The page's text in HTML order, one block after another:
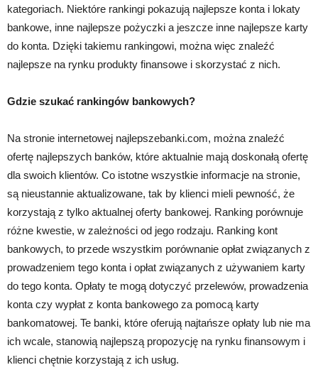
kategoriach. Niektóre rankingi pokazują najlepsze konta i lokaty
bankowe, inne najlepsze pożyczki a jeszcze inne najlepsze karty
do konta. Dzięki takiemu rankingowi, można więc znaleźć
najlepsze na rynku produkty finansowe i skorzystać z nich.
Gdzie szukać rankingów bankowych?
Na stronie internetowej najlepszebanki.com, można znaleźć
ofertę najlepszych banków, które aktualnie mają doskonałą ofertę
dla swoich klientów. Co istotne wszystkie informacje na stronie,
są nieustannie aktualizowane, tak by klienci mieli pewność, że
korzystają z tylko aktualnej oferty bankowej. Ranking porównuje
różne kwestie, w zależności od jego rodzaju. Ranking kont
bankowych, to przede wszystkim porównanie opłat związanych z
prowadzeniem tego konta i opłat związanych z używaniem karty
do tego konta. Opłaty te mogą dotyczyć przelewów, prowadzenia
konta czy wypłat z konta bankowego za pomocą karty
bankomatowej. Te banki, które oferują najtańsze opłaty lub nie ma
ich wcale, stanowią najlepszą propozycję na rynku finansowym i
klienci chętnie korzystają z ich usług.